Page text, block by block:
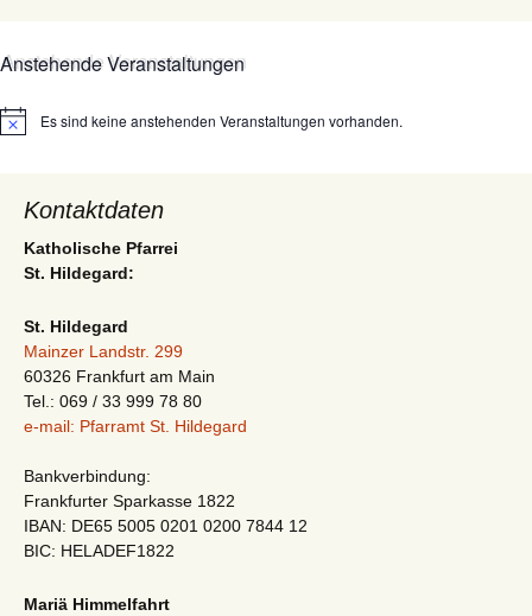
Anstehende Veranstaltungen
HinweisEs sind keine anstehenden Veranstaltungen vorhanden.
Kontaktdaten
Katholische Pfarrei
St. Hildegard:
St. Hildegard
Mainzer Landstr. 299
60326 Frankfurt am Main
Tel.: 069 / 33 999 78 80
e-mail: Pfarramt St. Hildegard
Bankverbindung:
Frankfurter Sparkasse 1822
IBAN: DE65 5005 0201 0200 7844 12
BIC: HELADEF1822
Mariä Himmelfahrt